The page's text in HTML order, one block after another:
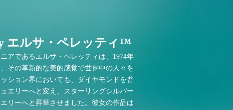
エルサ・ペレッティ™
アであるエルサ・ペレッティは、1974年
その革新的な美的感覚で世界中の人々を
ション界においても、ダイヤモンドを普
エリーへと変え、スターリングシルバー
リーへと昇華させました。彼女の作品は